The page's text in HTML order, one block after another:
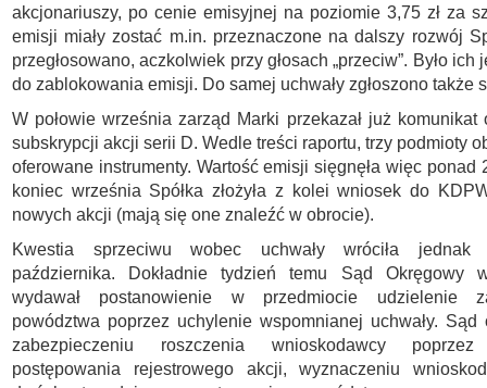
akcjonariuszy, po cenie emisyjnej na poziomie 3,75 zł za
emisji miały zostać m.in. przeznaczone na dalszy rozwój
przegłosowano, aczkolwiek przy głosach „przeciw”. Było ich
do zablokowania emisji. Do samej uchwały zgłoszono także
W połowie września zarząd Marki przekazał już komunikat
subskrypcji akcji serii D. Wedle treści raportu, trzy podmioty
oferowane instrumenty. Wartość emisji sięgnęła więc ponad
koniec września Spółka złożyła z kolei wniosek do
nowych akcji (mają się one znaleźć w obrocie).
Kwestia sprzeciwu wobec uchwały wróciła jednak
października. Dokładnie tydzień temu Sąd Okręgowy
wydawał postanowienie w przedmiocie udzielenie
powództwa poprzez uchylenie wspomnianej uchwały. Sąd
zabezpieczeniu roszczenia wnioskodawcy poprzez
postępowania rejestrowego akcji, wyznaczeniu